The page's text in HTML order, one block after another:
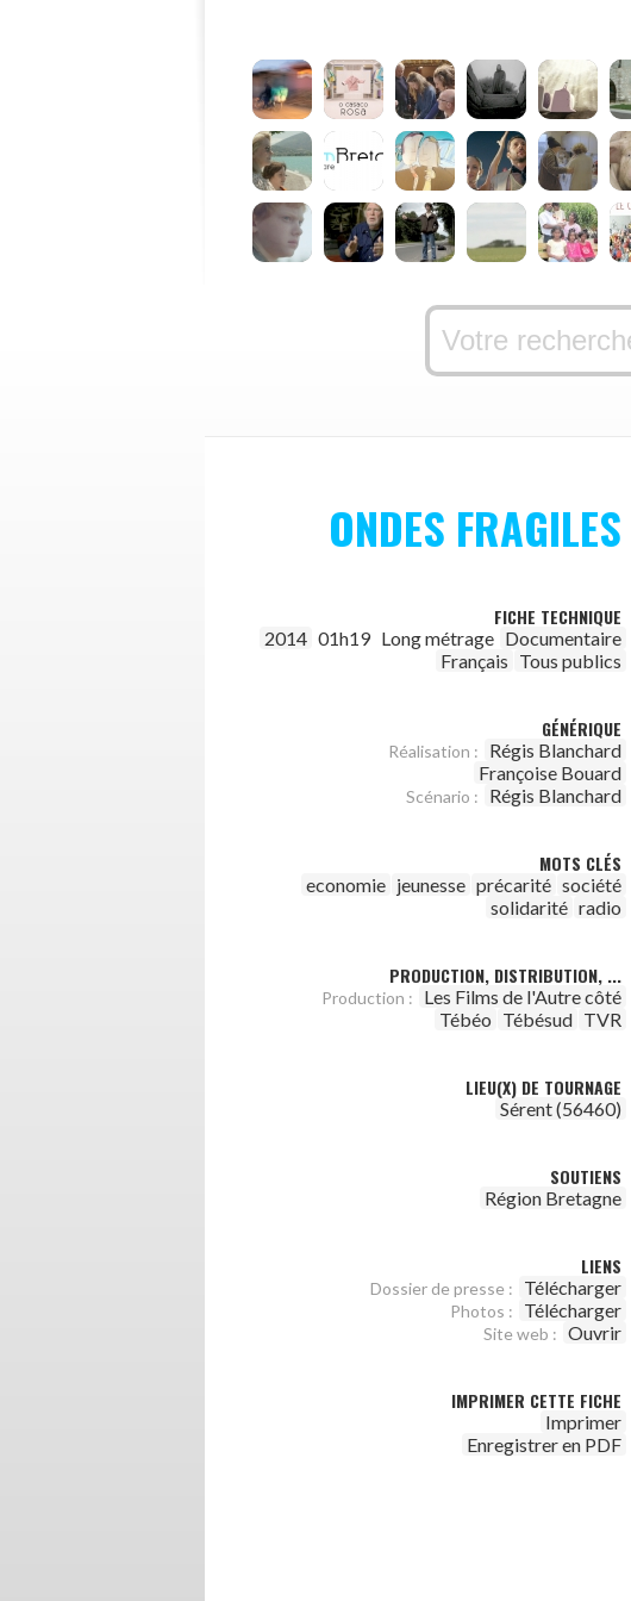
ONDES FRAGILES
FICHE TECHNIQUE
2014 01h19 Long métrage Documentaire
Français Tous publics
GÉNÉRIQUE
Réalisation :
Régis Blanchard
Françoise Bouard
Scénario : Régis Blanchard
MOTS CLÉS
economie jeunesse précarité société
solidarité radio
PRODUCTION, DISTRIBUTION, ...
Production :
Les Films de l'Autre côté
Tébéo Tébésud TVR
LIEU(X) DE TOURNAGE
Sérent (56460)
SOUTIENS
Région Bretagne
LIENS
Dossier de presse : Télécharger
Photos : Télécharger
Site web : Ouvrir
IMPRIMER CETTE FICHE
Imprimer
Enregistrer en PDF